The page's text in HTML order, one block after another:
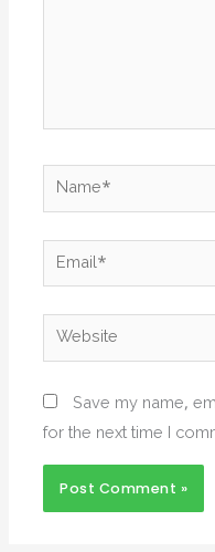
Name*
Email*
Website
Save my name,
for the next time I